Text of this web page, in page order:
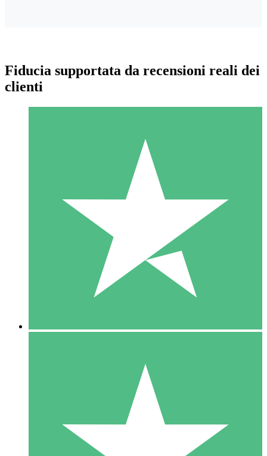
Pacchetti di Crediti Individuali
Paga a consumo con crediti di download. Nessun impegno
1 Download
10
US$1500
10 Download
20
Fiducia supportata da recensioni reali dei
clienti